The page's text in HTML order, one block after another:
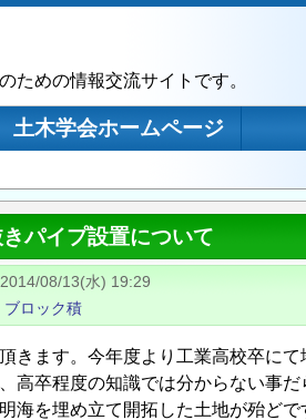
ための情報交流サイトです。
土木学会ホームページ
パイプ設置について
2014/08/13(水) 19:29
ブロック積
きます。今年度より工業高校卒に
高卒程度の知識では分からない事だ
海を埋め立て開拓した土地が殆ど